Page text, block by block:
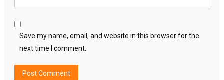
Save my name, email, and website in this browser for the
next time I comment.